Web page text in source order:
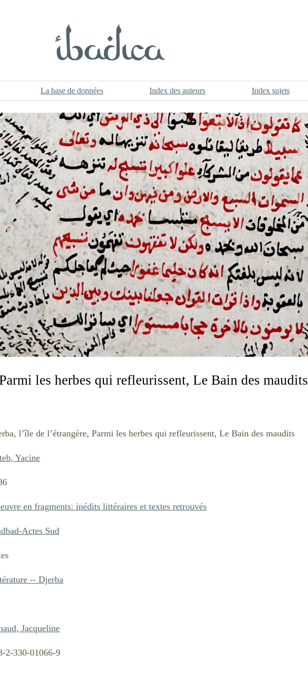
La base de données Index des auteurs Index sujets
les herbes qui refleurissent, Le Bain des maudits
l’île de l’étrangère, Parmi les herbes qui refleurissent, Le Bain des maudits
Yacine
en fragments: inédits littéraires et textes retrouvés
Actes Sud
-- Djerba
Jacqueline
2-330-01066-9